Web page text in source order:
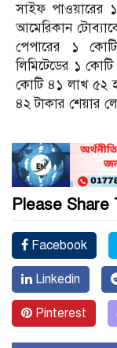
সাইফ পাওয়ারের
আমেরিকান
পেপারের ১
লিমিটেডের ১
কোটি ৪১ লাখ ৫২
৪২ টাকার শেয়ার
Please Share
Facebook
Linkedin
Pinterest